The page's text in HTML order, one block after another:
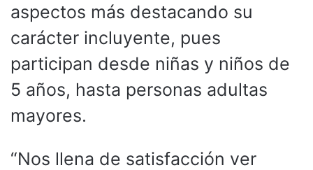
aspectos más destacando su
carácter incluyente, pues
participan desde niñas y niños de
5 años, hasta personas adultas
mayores.
“Nos llena de satisfacción ver